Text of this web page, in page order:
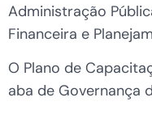
Administração
Financeira e
O Plano de
aba de Governança